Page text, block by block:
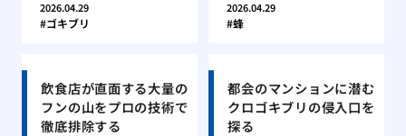
2026.04.29
ゴキブリ
2026.04.29
蜂
飲食店が直面する大量の
フンの山をプロの技術で
徹底排除する
都会のマンションに潜む
クロゴキブリの侵入口を
探る